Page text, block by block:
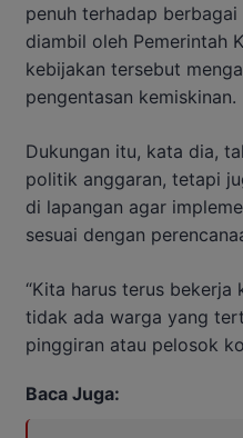
penuh terhadap
diambil oleh Pemerintah
kebijakan tersebut
pengentasan kemiskinan.
Dukungan itu, kata dia,
politik anggaran, tetapi
di lapangan agar
sesuai dengan
“Kita harus terus bekerja
tidak ada warga yang
pinggiran atau pelosok
Baca Juga: